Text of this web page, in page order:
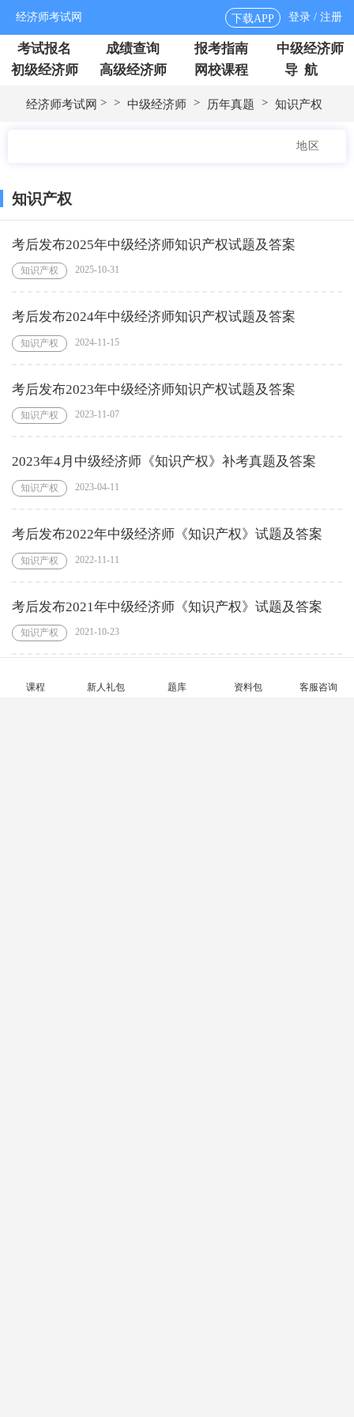
经济师考试网 下载APP 登录 / 注册
考试报名 成绩查询 报考指南
中级经济师
初级经济师
高级经济师 网校课程 导 航
经济师考试网 > > 中级经济师 > 历年真题 > 知识产权
地区
知识产权
考后发布2025年中级经济师知识产权试题及答案
知识产权 2025-10-31
考后发布2024年中级经济师知识产权试题及答案
知识产权 2024-11-15
考后发布2023年中级经济师知识产权试题及答案
知识产权 2023-11-07
2023年4月中级经济师《知识产权》补考真题及答案
知识产权 2023-04-11
考后发布2022年中级经济师《知识产权》试题及答案
知识产权 2022-11-11
考后发布2021年中级经济师《知识产权》试题及答案
知识产权 2021-10-23
课程 新人礼包 题库 资料包 客服咨询